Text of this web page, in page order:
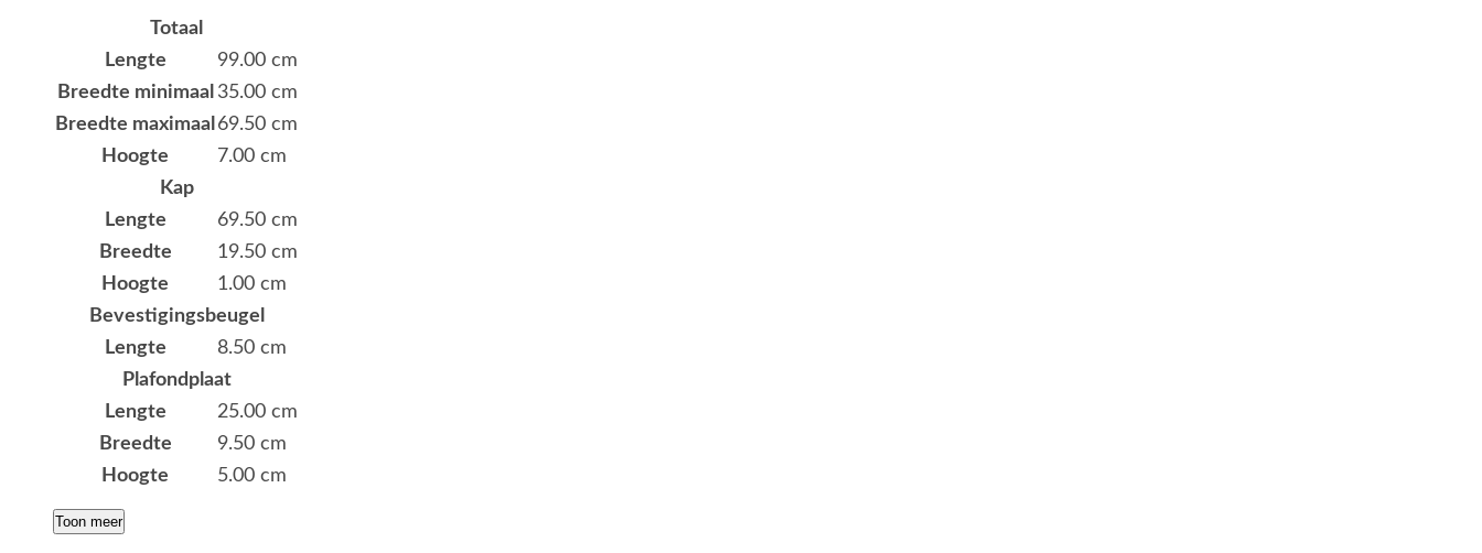
Totaal
Lengte
99.00 cm
Breedte minimaal 35.00 cm
Breedte maximaal 69.50 cm
Hoogte
7.00 cm
Kap
Lengte
69.50 cm
Breedte
19.50 cm
Hoogte
1.00 cm
Bevestigingsbeugel
Lengte
8.50 cm
Plafondplaat
Lengte
25.00 cm
Breedte
9.50 cm
Hoogte
5.00 cm
Toon meer